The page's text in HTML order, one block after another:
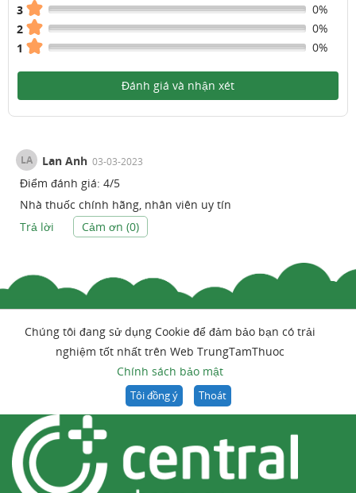
3
0%
2
0%
1
0%
Đánh giá và nhận xét
LA Lan Anh 03-03-2023
Điểm đánh giá: 4/5
Nhà thuốc chính hãng, nhân viên uy tín
Trả lời
Cảm ơn (0)
Chúng tôi đang sử dụng Cookie để đảm bảo bạn có trải
nghiệm tốt nhất trên Web TrungTamThuoc
Chính sách bảo mật
Tôi đồng ý Thoát